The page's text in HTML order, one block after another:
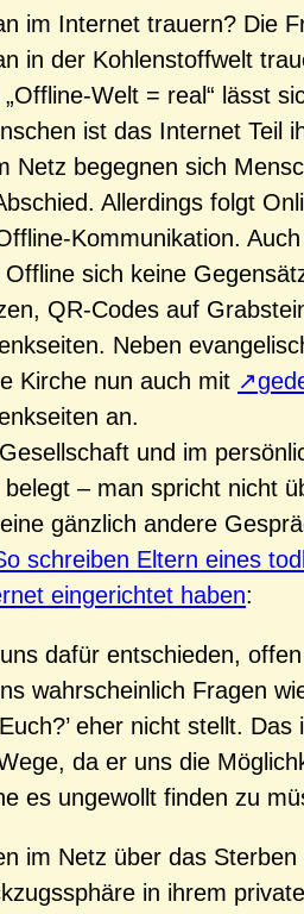
im Internet trauern? Die
in der Kohlenstoffwelt
„Offline-Welt = real“ lässt
ist das Internet Teil
Netz begegnen sich
Allerdings folgt
Kommunikation.
sich keine
QR-Codes auf
Neben
Kirche nun auch mit
an.
und im
belegt – man spricht nicht
gänzlich andere
schreiben Eltern eines
eingerichtet haben:
dafür entschieden,
wahrscheinlich Fragen
Euch?’ eher nicht stellt.
da er uns die
es ungewollt finden zu
im Netz über das
in ihrem